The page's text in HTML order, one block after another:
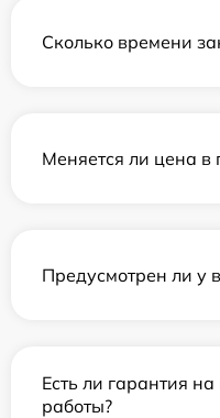
Сколько времени
Меняется ли цена в
Предусмотрен ли у
Есть ли гарантия
работы?